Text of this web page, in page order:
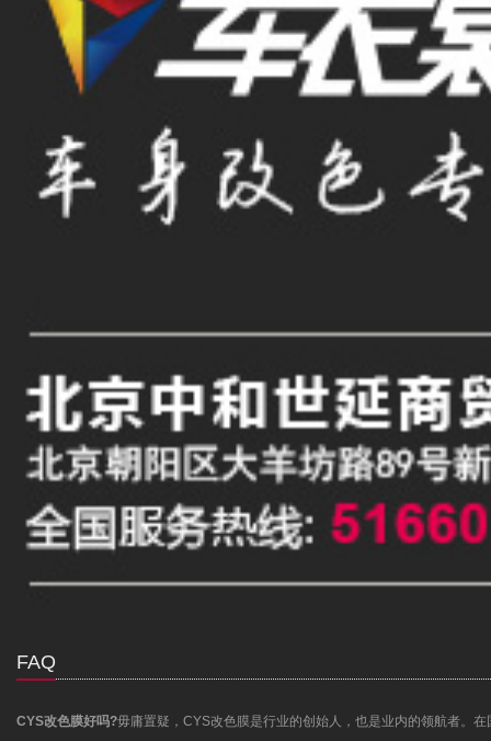
FAQ
CYS改色膜好吗?毋庸置疑，CYS改色膜是行业的创始人，也是业内的领航者。